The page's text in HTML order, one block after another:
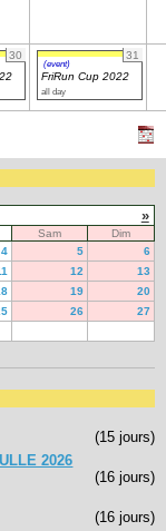
30 31
(event)
FriRun Cup 2022
all day
»
Sam
Dim
4 5
6
12
13
19
20
26
27
(15 jours)
2026
(16 jours)
(16 jours)